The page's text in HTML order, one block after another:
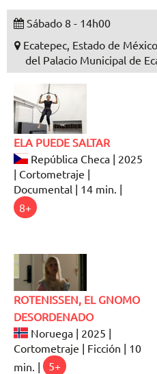
Sábado 8 - 14h00
Ecatepec, Estado de
del Palacio Municipal de
ELA PUEDE SALTAR
República Checa | 2025
| Cortometraje |
Documental | 14 min. |
8+
ROTENISSEN, EL GNOMO
DESORDENADO
Noruega | 2025 |
Cortometraje | Ficción | 10
min. |
5+